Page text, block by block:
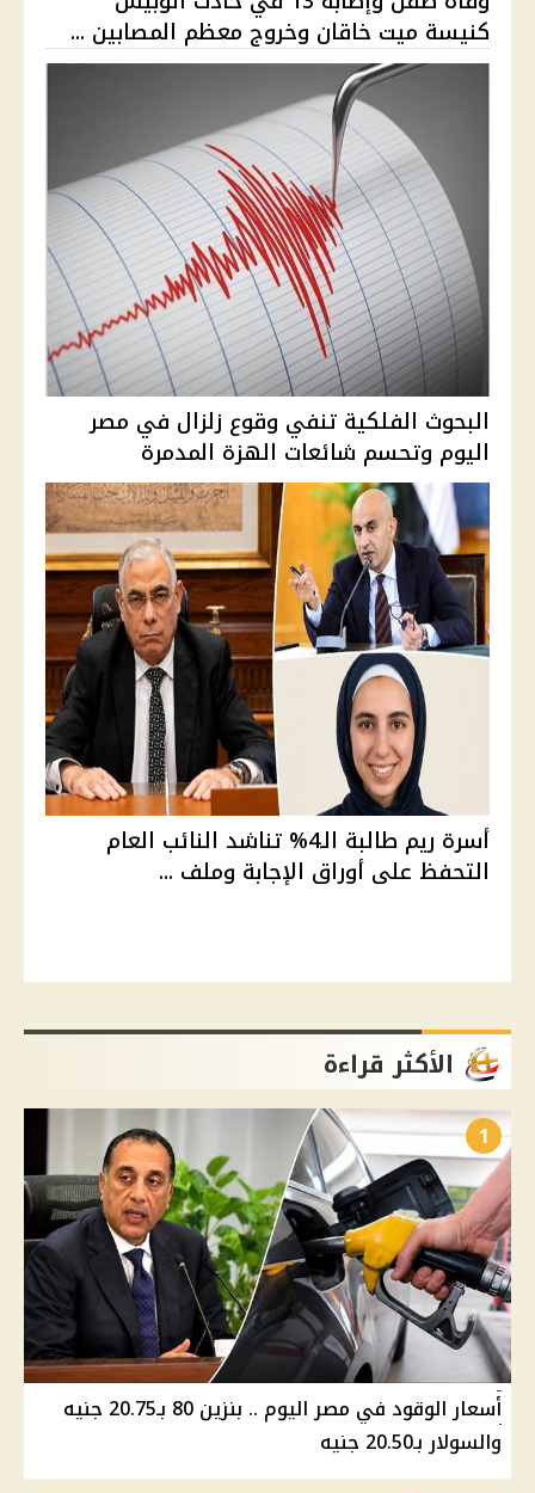
كنيسة ميت خاقان وخروج معظم المصابين ...
البحوث الفلكية تنفي وقوع زلزال في مصر
اليوم وتحسم شائعات الهزة المدمرة
أسرة ريم طالبة الـ4% تناشد النائب العام
التحفظ على أوراق الإجابة وملف ...
الأكثر قراءة
1
أسعار الوقود في مصر اليوم .. بنزين 80 بـ20.75 جنيه
والسولار بـ20.50 جنيه